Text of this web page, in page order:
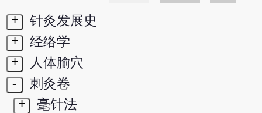
+
针灸发展史
+
经络学
+
人体腧穴
-
刺灸卷
+
毫针法